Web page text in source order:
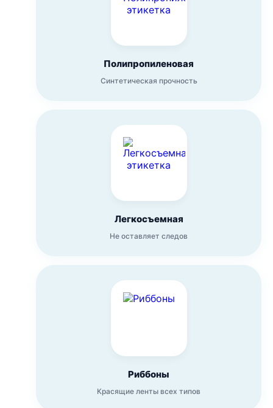
Полипропиленовая
Синтетическая прочность
Легкосъемная
Не оставляет следов
Риббоны
Красящие ленты всех типов